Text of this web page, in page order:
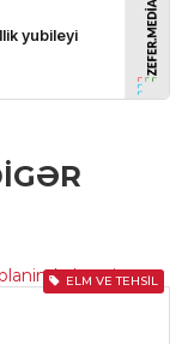
ELM VE TEHSIL